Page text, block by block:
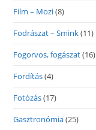
Film – Mozi(8)
Fodrászat – Smink(11)
Fogorvos, fogászat(16)
Fordítás(4)
Fotózás(17)
Gasztronómia(25)